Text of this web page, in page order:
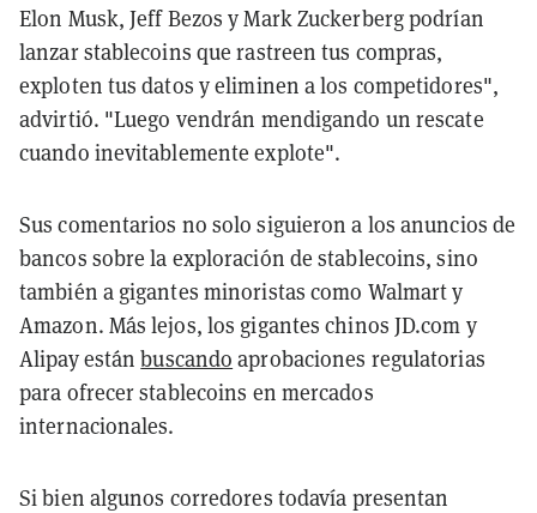
Elon Musk, Jeff Bezos y Mark Zuckerberg podrían
lanzar stablecoins que rastreen tus compras,
exploten tus datos y eliminen a los competidores",
advirtió. "Luego vendrán mendigando un rescate
cuando inevitablemente explote".
Sus comentarios no solo siguieron a los anuncios de
bancos sobre la exploración de stablecoins, sino
también a gigantes minoristas como Walmart y
Amazon. Más lejos, los gigantes chinos JD.com y
Alipay estánbuscando aprobaciones regulatorias
para ofrecer stablecoins en mercados
internacionales.
Si bien algunos corredores todavía presentan